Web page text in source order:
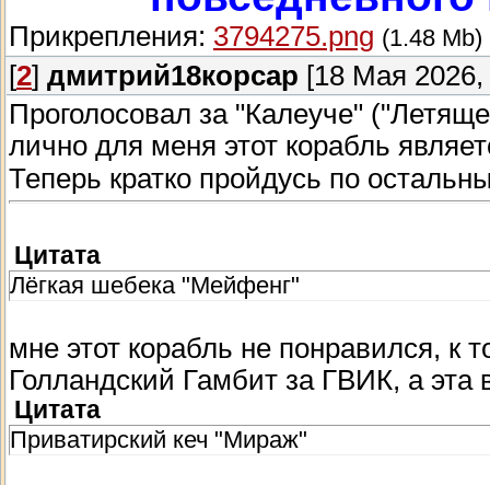
Прикрепления: 3794275.png (1.48 Mb)
[2] дмитрий18корсар [18 Мая 2026,
Проголосовал за "Калеуче"
лично для меня этот корабль
Теперь кратко пройдусь по
Цитата
Лёгкая шебека "Мейфенг"
мне этот корабль не понравился, к
Голландский Гамбит за ГВИК, а эта
Цитата
Приватирский кеч "Мираж"